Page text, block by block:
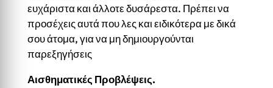
ευχάριστα και άλλοτε δυσάρεστα. Πρέπει να
προσέχεις αυτά που λες και ειδικότερα με δικά
σου άτομα, για να μη δημιουργούνται
παρεξηγήσεις
Αισθηματικές Προβλέψεις.